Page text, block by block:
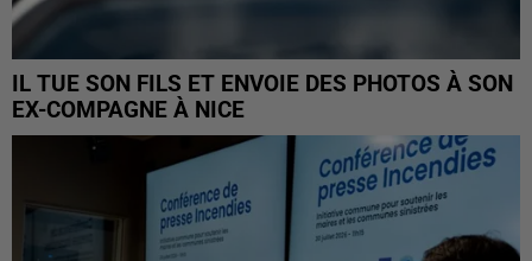
IL TUE SON FILS ET ENVOIE DES PHOTOS À SON
EX-COMPAGNE À NICE